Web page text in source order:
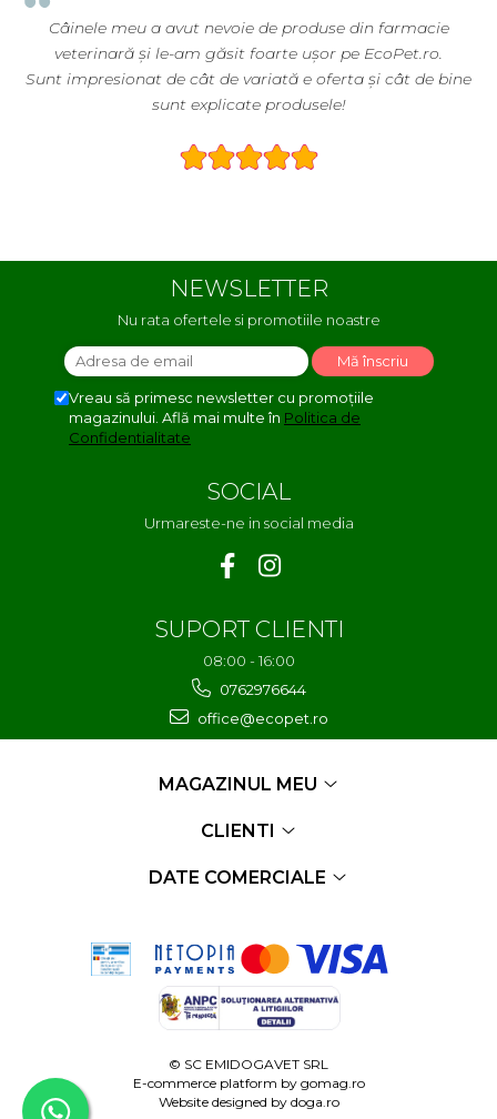
Câinele meu a avut nevoie de produse din farmacie
veterinară și le-am găsit foarte ușor pe EcoPet.ro.
Sunt impresionat de cât de variată e oferta și cât de bine
sunt explicate produsele!
NEWSLETTER
Nu rata ofertele si promotiile noastre
Vreau să primesc newsletter cu promoțiile
magazinului. Află mai multe în Politica de
Confidentialitate
SOCIAL
Urmareste-ne in social media
SUPORT CLIENTI
08:00 - 16:00
0762976644
office@ecopet.ro
MAGAZINUL MEU
CLIENTI
DATE COMERCIALE
© SC EMIDOGAVET SRL
E-commerce platform by gomag.ro
Website designed by doga.ro